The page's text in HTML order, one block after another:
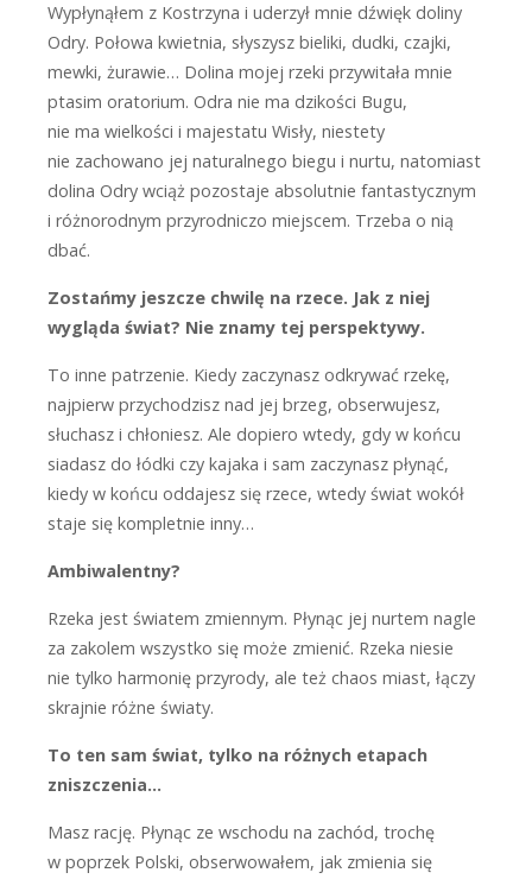
Wypłynąłem z Kostrzyna i uderzył mnie dźwięk doliny
Odry. Połowa kwietnia, słyszysz bieliki, dudki, czajki,
mewki, żurawie… Dolina mojej rzeki przywitała mnie
ptasim oratorium. Odra nie ma dzikości Bugu,
nie ma wielkości i majestatu Wisły, niestety
nie zachowano jej naturalnego biegu i nurtu, natomiast
dolina Odry wciąż pozostaje absolutnie fantastycznym
i różnorodnym przyrodniczo miejscem. Trzeba o nią
dbać.
Zostańmy jeszcze chwilę na rzece. Jak z niej
wygląda świat? Nie znamy tej perspektywy.
To inne patrzenie. Kiedy zaczynasz odkrywać rzekę,
najpierw przychodzisz nad jej brzeg, obserwujesz,
słuchasz i chłoniesz. Ale dopiero wtedy, gdy w końcu
siadasz do łódki czy kajaka i sam zaczynasz płynąć,
kiedy w końcu oddajesz się rzece, wtedy świat wokół
staje się kompletnie inny…
Ambiwalentny?
Rzeka jest światem zmiennym. Płynąc jej nurtem nagle
za zakolem wszystko się może zmienić. Rzeka niesie
nie tylko harmonię przyrody, ale też chaos miast, łączy
skrajnie różne światy.
To ten sam świat, tylko na różnych etapach
zniszczenia…
Masz rację. Płynąc ze wschodu na zachód, trochę
w poprzek Polski, obserwowałem, jak zmienia się